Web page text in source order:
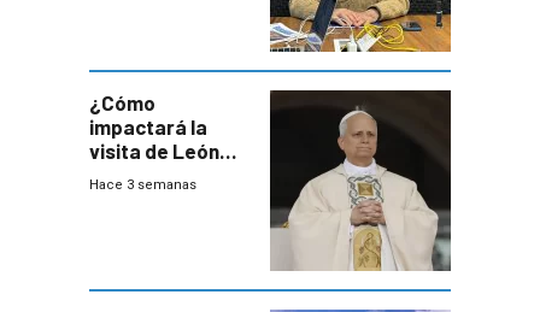
¿Cómo
impactará la
visita de León
XIV a Uruguay?
Hace 3 semanas